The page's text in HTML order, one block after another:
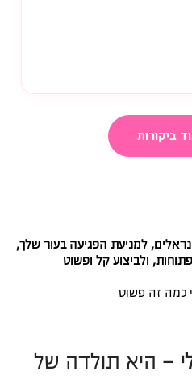
ביקורות
למניעת הפגיעה בעור שלך,
ולביצוע קל ופשוט
כמה זה פשוט
– היא תולדה של